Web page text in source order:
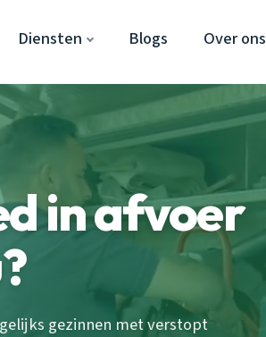
Diensten Blogs Over ons
in afvoer
gezinnen met verstopt